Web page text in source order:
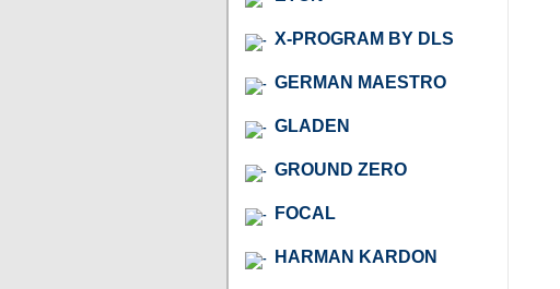
X-PROGRAM BY DLS
GERMAN MAESTRO
GLADEN
GROUND ZERO
FOCAL
HARMAN KARDON